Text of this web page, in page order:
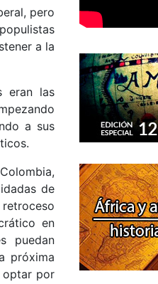
pero
a la
eran las
a sus
de
en
puedan
próxima
optar por